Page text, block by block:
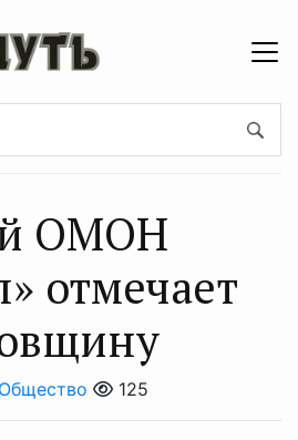
ОМОН
отмечает
Общество 125